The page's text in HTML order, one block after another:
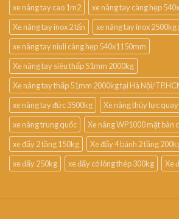
xe nâng tay cao 1m2
xe nâng tay càng hẹp
Xe nâng tay inox 2 tấn
xe nâng tay inox 2500kg
xe nâng tay niuli càng hẹp 540x1150mm
Xe nâng tay siêu thấp 51mm 2000kg
Xe nâng tay thấp 51mm 2000kg tại Hà Nội/
xe nâng tay đức 3500kg
Xe nâng thủy lực
xe nâng trung quốc
Xe nâng WP1000 mặt bàn
xe đẩy 2 tầng 150kg
Xe đẩy 4 bánh 2 tầng
xe đẩy 250kg
xe đẩy có lòng thép 300kg Xe